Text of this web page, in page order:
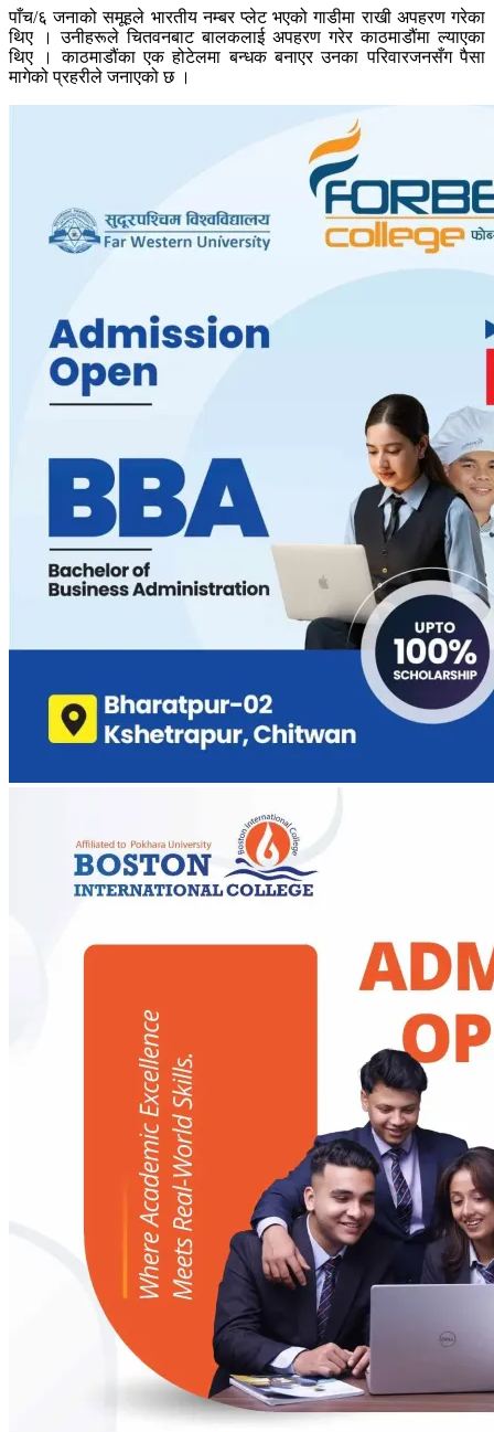
पाँच/६ जनाको समूहले भारतीय नम्बर प्लेट भएको गाडीमा राखी अपहरण गरेका
थिए । उनीहरूले चितवनबाट बालकलाई अपहरण गरेर काठमाडौंमा ल्याएका
थिए । काठमाडौंका एक होटेलमा बन्धक बनाएर उनका परिवारजनसँग पैसा
मागेको प्रहरीले जनाएको छ ।